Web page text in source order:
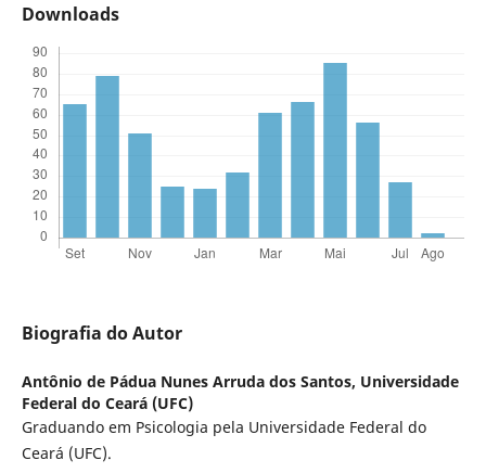
Downloads
Biografia do Autor
Antônio de Pádua Nunes Arruda dos Santos, Universidade
Federal do Ceará (UFC)
Graduando em Psicologia pela Universidade Federal do
Ceará (UFC).